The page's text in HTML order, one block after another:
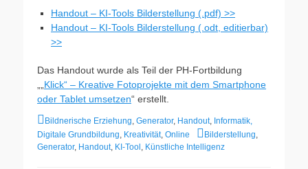
Handout – KI-Tools Bilderstellung (.pdf) >>
Handout – KI-Tools Bilderstellung (.odt, editierbar)
>>
Das Handout wurde als Teil der PH-Fortbildung
Klick“ – Kreative Fotoprojekte mit dem Smartphone
oder Tablet umsetzen“ erstellt.
Kategorien
Bildnerische Erziehung, Generator, Handout, Informatik,
Digitale Grundbildung, Kreativität, Online Schlagworte
Bilderstellung,
Generator, Handout, KI-Tool , Künstliche Intelligenz